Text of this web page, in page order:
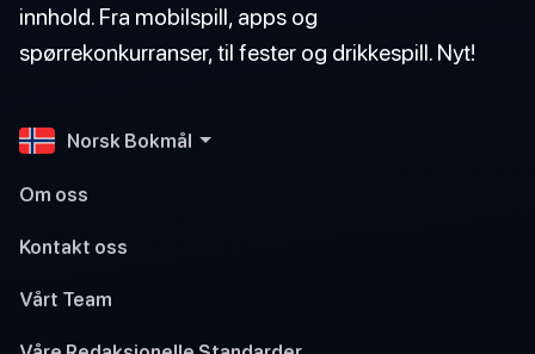
innhold. Fra mobilspill, apps og
spørrekonkurranser, til fester og drikkespill. Nyt!
Norsk Bokmål
Om oss
Kontakt oss
Vårt Team